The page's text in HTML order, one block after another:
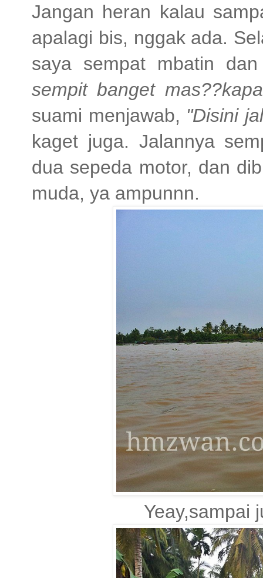
Jangan heran kalau
apalagi bis, nggak ada.
saya sempat mbatin
sempit banget
suami menjawab, "Disini
kaget juga. Jalannya
dua sepeda motor, dan
muda, ya ampunnn.
Yeay,sampai